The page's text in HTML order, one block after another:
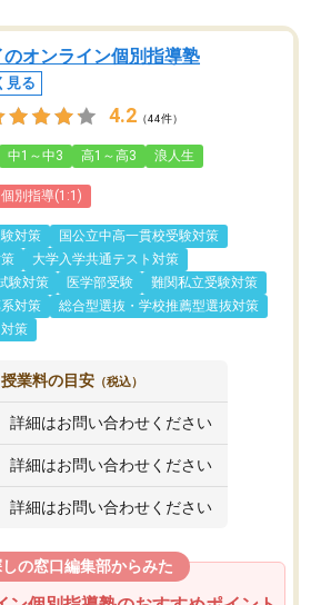
のオンライン個別指導塾
見る
4.2 （44件）
中1～中3 高1～高3 浪人生
別指導(1:1)
対策
国公立中高一貫校受験対策
大学入学共通テスト対策
験対策
医学部受験
難関私立受験対策
対策
総合型選抜・学校推薦型選抜対策
策
授業料の目安 （税込）
詳細はお問い合わせください
詳細はお問い合わせください
詳細はお問い合わせください
の窓口編集部からみた